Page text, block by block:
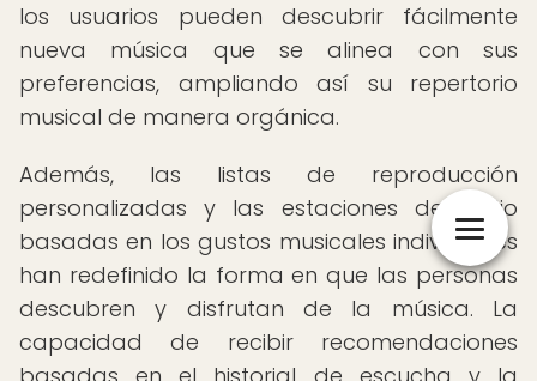
los usuarios pueden descubrir fácilmente
nueva música que se alinea con sus
preferencias, ampliando así su repertorio
musical de manera orgánica.
Además, las listas de reproducción
personalizadas y las estaciones de radio
basadas en los gustos musicales individuales
han redefinido la forma en que las personas
descubren y disfrutan de la música. La
capacidad de recibir recomendaciones